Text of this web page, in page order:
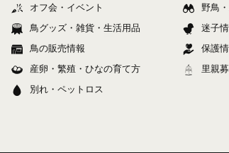
オフ会・イベント
鳥グッズ・雑貨・生活用品
鳥の販売情報
産卵・繁殖・ひなの育て方
別れ・ペットロス
野鳥
迷子
保護
里親